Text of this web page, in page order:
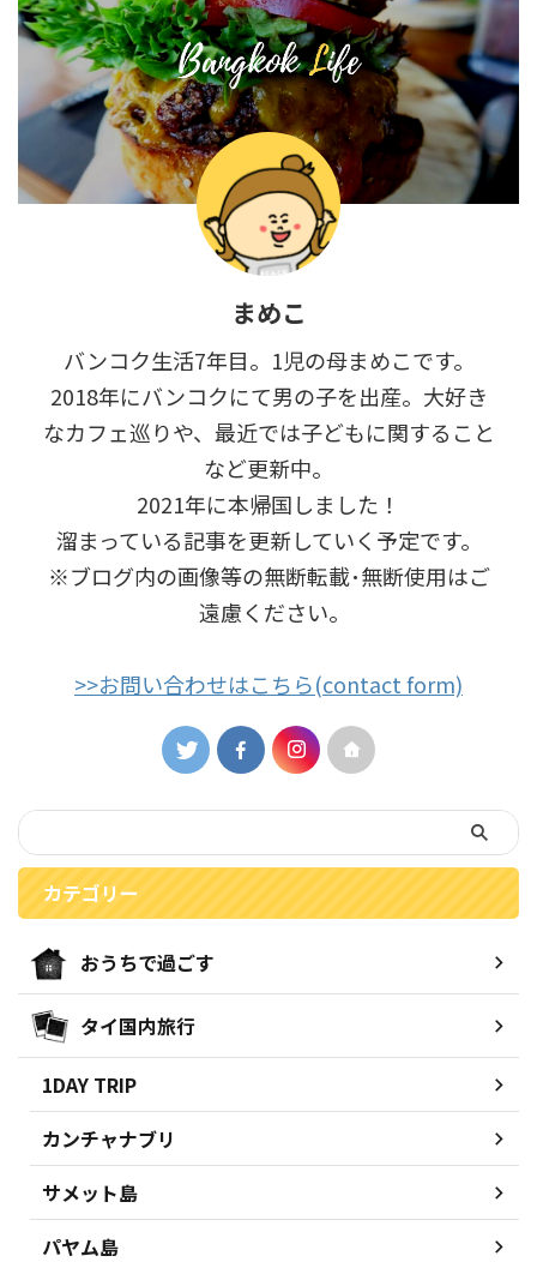
まめこ
バンコク生活7年目。1児の母まめこです。
2018年にバンコクにて男の子を出産。大好き
なカフェ巡りや、最近では子どもに関すること
など更新中。
2021年に本帰国しました！
溜まっている記事を更新していく予定です。
※ブログ内の画像等の無断転載･無断使用はご
遠慮ください｡
>>お問い合わせはこちら(contact form)
カテゴリー
おうちで過ごす
タイ国内旅行
1DAY TRIP
カンチャナブリ
サメット島
パヤム島